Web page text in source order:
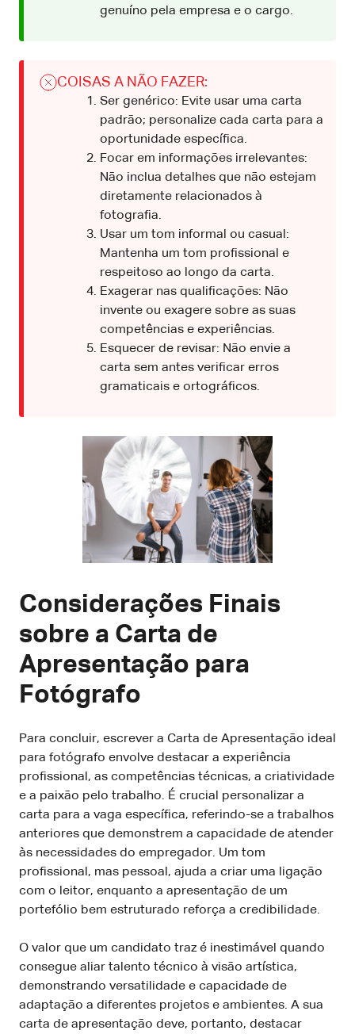
genuíno pela empresa e o cargo.
COISAS A NÃO FAZER:
Ser genérico: Evite usar uma carta
padrão; personalize cada carta para a
oportunidade específica.
Focar em informações irrelevantes:
Não inclua detalhes que não estejam
diretamente relacionados à
fotografia.
Usar um tom informal ou casual:
Mantenha um tom profissional e
respeitoso ao longo da carta.
Exagerar nas qualificações: Não
invente ou exagere sobre as suas
competências e experiências.
Esquecer de revisar: Não envie a
carta sem antes verificar erros
gramaticais e ortográficos.
Considerações Finais
sobre a Carta de
Apresentação para
Fotógrafo
Para concluir, escrever a Carta de Apresentação ideal
para fotógrafo envolve destacar a experiência
profissional, as competências técnicas, a criatividade
e a paixão pelo trabalho. É crucial personalizar a
carta para a vaga específica, referindo-se a trabalhos
anteriores que demonstrem a capacidade de atender
às necessidades do empregador. Um tom
profissional, mas pessoal, ajuda a criar uma ligação
com o leitor, enquanto a apresentação de um
portefólio bem estruturado reforça a credibilidade.
O valor que um candidato traz é inestimável quando
consegue aliar talento técnico à visão artística,
demonstrando versatilidade e capacidade de
adaptação a diferentes projetos e ambientes. A sua
carta de apresentação deve, portanto, destacar